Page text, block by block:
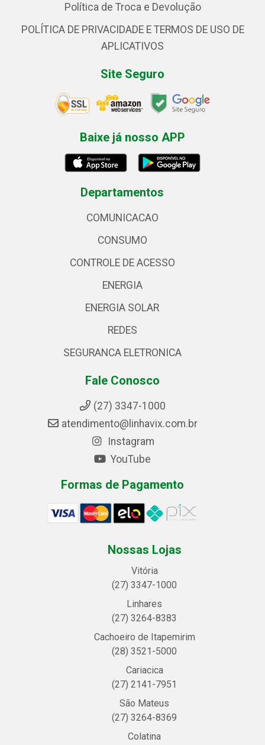
Política de Troca e Devolução
POLÍTICA DE PRIVACIDADE E TERMOS DE USO DE
APLICATIVOS
Site Seguro
Baixe já nosso APP
Departamentos
COMUNICACAO
CONSUMO
CONTROLE DE ACESSO
ENERGIA
ENERGIA SOLAR
REDES
SEGURANCA ELETRONICA
Fale Conosco
(27) 3347-1000
atendimento@linhavix.com.br
Instagram
YouTube
Formas de Pagamento
Nossas Lojas
Vitória
(27) 3347-1000
Linhares
(27) 3264-8383
Cachoeiro de Itapemirim
(28) 3521-5000
Cariacica
(27) 2141-7951
São Mateus
(27) 3264-8369
Colatina